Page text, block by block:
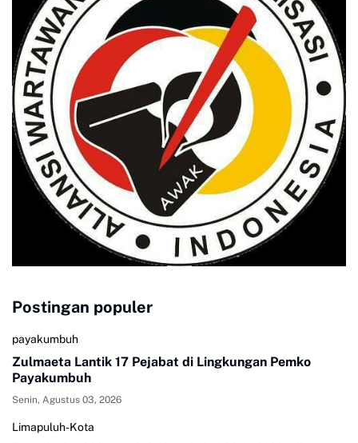
Postingan populer
payakumbuh
Zulmaeta Lantik 17 Pejabat di Lingkungan Pemko
Payakumbuh
Senin, Agustus 03, 2026
Limapuluh-Kota